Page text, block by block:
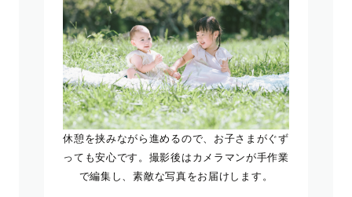
休憩を挟みながら進めるので、お子さまがぐず
っても安心です。撮影後はカメラマンが手作業
で編集し、素敵な写真をお届けします。